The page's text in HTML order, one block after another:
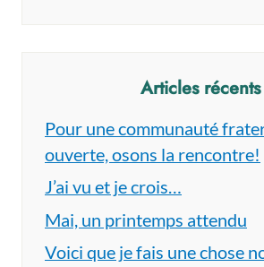
Articles récents
Pour une communauté
ouverte, osons la rencontre!
J’ai vu et je crois…
Mai, un printemps attendu
Voici que je fais une chose